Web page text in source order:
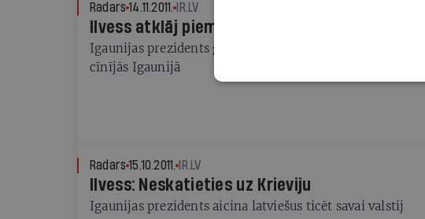
Radars 14.11.2011. IR.LV
Ilvess atklāj piemiņas plāksni latviešiem
Igaunijas prezidents godina Brīvības cīņu dalībniekus, kas
cīnījās Igaunijā
Radars 15.10.2011. IR.LV
Ilvess: Neskatieties uz Krieviju
Igaunijas prezidents aicina latviešus ticēt savai valstij